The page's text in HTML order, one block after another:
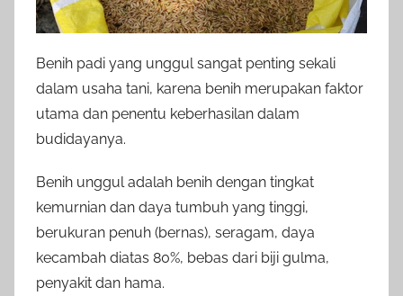
Benih padi yang unggul sangat penting sekali
dalam usaha tani, karena benih merupakan faktor
utama dan penentu keberhasilan dalam
budidayanya.
Benih unggul adalah benih dengan tingkat
kemurnian dan daya tumbuh yang tinggi,
berukuran penuh (bernas), seragam, daya
kecambah diatas 80%, bebas dari biji gulma,
penyakit dan hama.